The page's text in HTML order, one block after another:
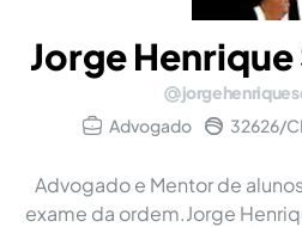
Jorge
Advogado
32626/
Advogado e Mentor de
exame da ordem.Jorge